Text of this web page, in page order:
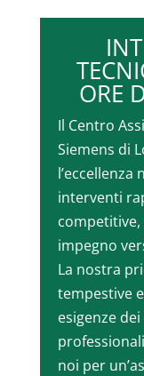
ORE
Il Centro
Siemens di
l’eccellenza
interventi
impegno
La nostra
tempestive
esigenze
noi per